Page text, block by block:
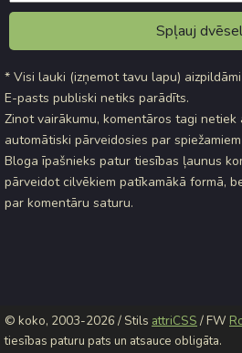
* Visi lauki (izņemot tavu lapu)
E-pasts publiski netiks parādīts.
Zinot vairākumu, komentāros tagi netiek
automātiski pārveidosies par
Bloga īpašnieks patur tiesības ļaunus
pārveidot cilvēkiem patīkamākā formā,
par komentāru saturu.
© koko, 2003-2026 / Stils attriCSS / FW
tiesības paturu pats un atsauce obligāta.